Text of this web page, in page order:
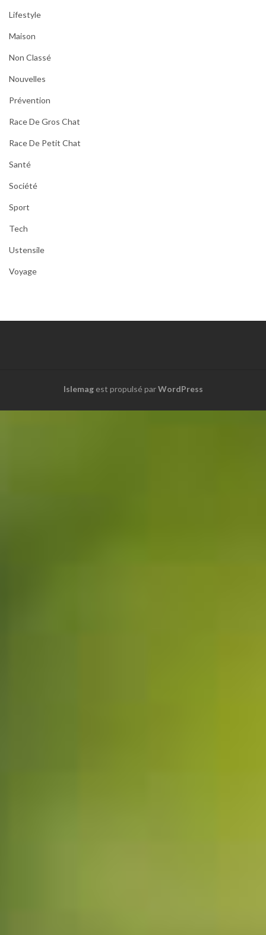
Lifestyle
Maison
Non Classé
Nouvelles
Prévention
Race De Gros Chat
Race De Petit Chat
Santé
Société
Sport
Tech
Ustensile
Voyage
Islemagest propulsé parWordPress